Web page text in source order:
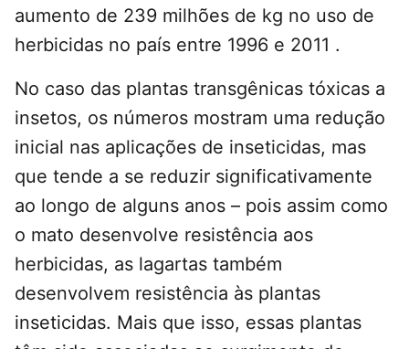
aumento de 239 milhões de kg no uso de
herbicidas no país entre 1996 e 2011 .
No caso das plantas transgênicas tóxicas a
insetos, os números mostram uma redução
inicial nas aplicações de inseticidas, mas
que tende a se reduzir significativamente
ao longo de alguns anos – pois assim como
o mato desenvolve resistência aos
herbicidas, as lagartas também
desenvolvem resistência às plantas
inseticidas. Mais que isso, essas plantas